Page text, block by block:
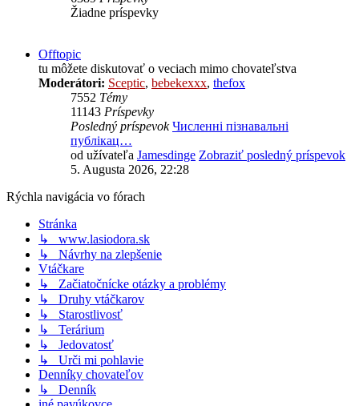
Žiadne príspevky
Offtopic
tu môžete diskutovať o veciach mimo chovateľstva
Moderátori: Sceptic, bebekexxx, thefox
7552 Témy
11143 Príspevky
Posledný príspevok Численні пізнавальні
публікац…
od užívateľa Jamesdinge Zobraziť posledný príspevok
5. Augusta 2026, 22:28
Rýchla navigácia vo fórach
Stránka
↳ www.lasiodora.sk
↳ Návrhy na zlepšenie
Vtáčkare
↳ Začiatočnícke otázky a problémy
↳ Druhy vtáčkarov
↳ Starostlivosť
↳ Terárium
↳ Jedovatosť
↳ Urči mi pohlavie
Denníky chovateľov
↳ Denník